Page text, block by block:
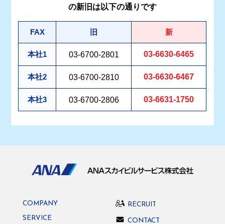
の新旧は以下の通りです
FAX 旧 新
本社1 03-6700-2801 03-6630-6465
本社2 03-6700-2810 03-6630-6467
本社3 03-6700-2806 03-6631-1750
COMPANY
SERVICE
RECRUIT
CONTACT